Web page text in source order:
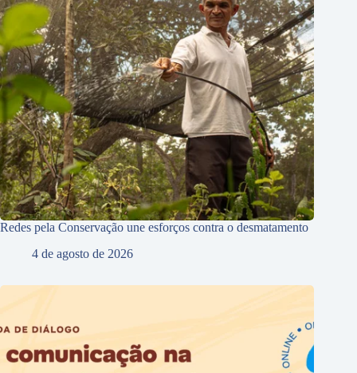
Redes pela Conservação une esforços contra o desmatamento
4 de agosto de 2026